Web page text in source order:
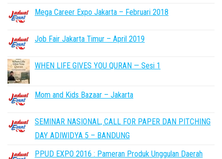
Mega Career Expo Jakarta – Februari 2018
Job Fair Jakarta Timur – April 2019
WHEN LIFE GIVES YOU QURAN — Sesi 1
Mom and Kids Bazaar – Jakarta
SEMINAR NASIONAL, CALL FOR PAPER DAN PITCHING
DAY ADIWIDYA 5 – BANDUNG
PPUD EXPO 2016 : Pameran Produk Unggulan Daerah